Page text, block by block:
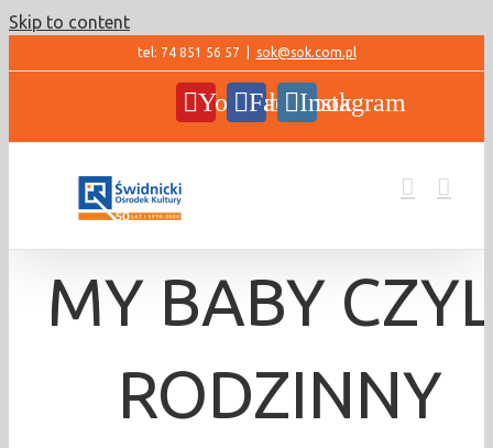
Skip to content
tel: 74 851 56 57 sok@sok.com.pl
YouTubeFacebookInstagram
MY BABY
RODZINNY